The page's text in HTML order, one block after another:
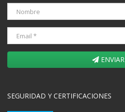
ENVIAR
SEGURIDAD Y CERTIFICACIONES